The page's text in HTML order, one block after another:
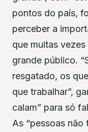
pontos do país,
perceber a
que muitas
grande público.
resgatado, os
que trabalhar”,
calam” para só
As “pessoas não